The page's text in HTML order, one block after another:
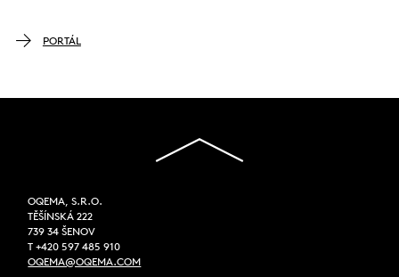
PORTÁL
OQEMA, S.R.O.
TĚŠÍNSKÁ 222
739 34 ŠENOV
T +420 597 485 910
OQEMA@OQEMA.COM